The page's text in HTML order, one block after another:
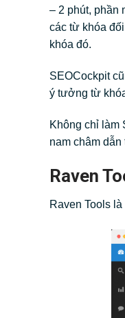
– 2 phút, phần
các từ khóa
khóa đó.
SEOCockpit
ý tưởng từ
Không chỉ làm
nam châm
Raven
Raven Tools